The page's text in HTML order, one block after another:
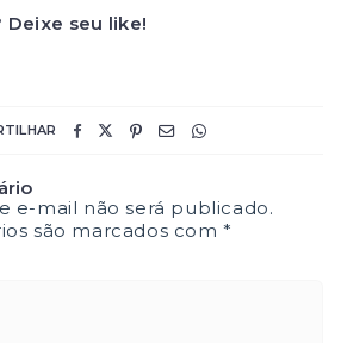
Deixe seu like!
e-mail não será publicado.
são marcados com*